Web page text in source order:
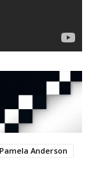
Pamela Anderson